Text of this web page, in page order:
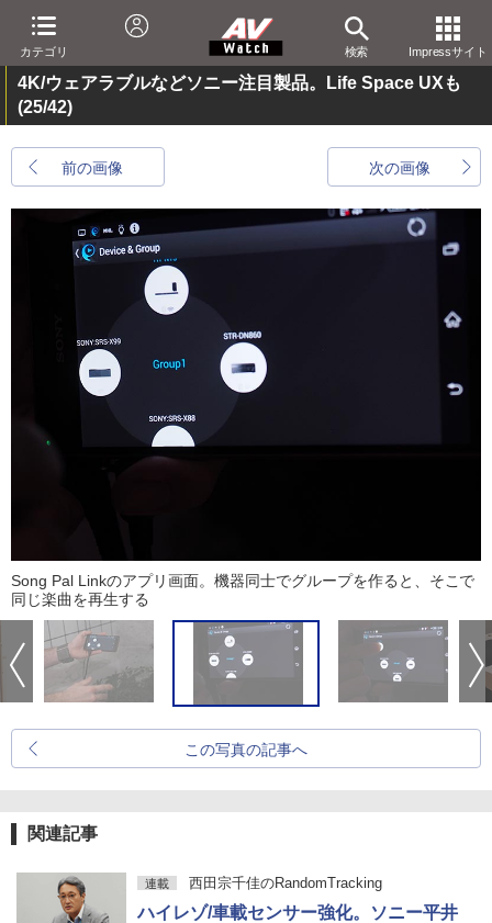
カテゴリ 検索 Impressサイト
4K/ウェアラブルなどソニー注目製品。Life Space UXも
(25/42)
前の画像 次の画像
Song Pal Linkのアプリ画面。機器同士でグループを作ると、そこで
同じ楽曲を再生する
この写真の記事へ
関連記事
連載 西田宗千佳のRandomTracking
ハイレゾ/車載センサー強化。ソニー平井